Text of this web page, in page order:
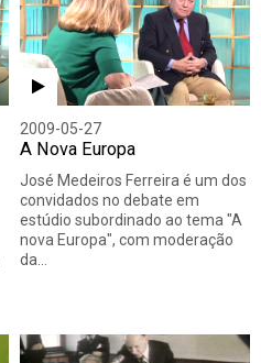
2009-05-27
A Nova Europa
José Medeiros Ferreira é um dos
convidados no debate em
estúdio subordinado ao tema "A
nova Europa", com moderação
da…